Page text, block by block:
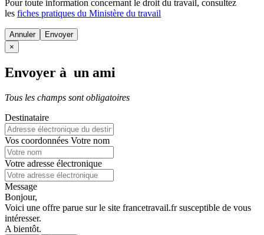
Pour toute information concernant le droit du travail, consultez
les fiches pratiques du Ministère du travail
Annuler
×
Envoyer à un ami
Tous les champs sont obligatoires
Destinataire
Vos coordonnées Votre nom
Votre adresse électronique
Message
Bonjour,
Voici une offre parue sur le site francetravail.fr susceptible de vous
intéresser.
A bientôt.